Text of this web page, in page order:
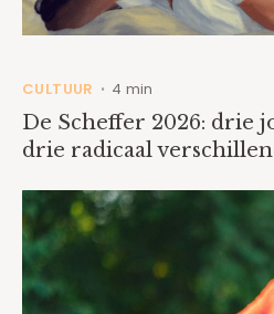
CULTUUR • 4 min
De Scheffer 2026: drie
drie radicaal